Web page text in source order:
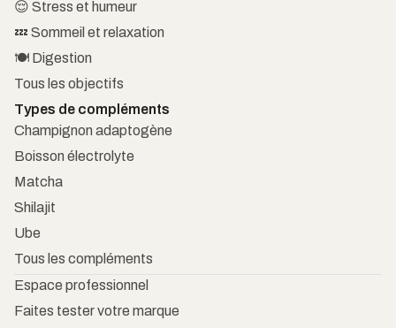
😌 Stress et humeur
💤 Sommeil et relaxation
🍽️ Digestion
Tous les objectifs
Types de compléments
Champignon adaptogène
Boisson électrolyte
Matcha
Shilajit
Ube
Tous les compléments
Espace professionnel
Faites tester votre marque